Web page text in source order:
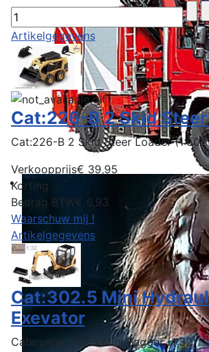
Artikelgegevens
Cat:226-B 2 Skid
Cat:226-B 2 Skid Steer Loader (1:50)
Verkoopprijs€ 39,95
Korting
Bedrag BTW€ 6,93
Waarschuw mij !
Artikelgegevens
Cat:302.5 Mini
Exevator
Caterpiller 302.5 Mini Bagger (1:32)